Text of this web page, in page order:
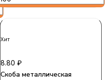
Хит
8.80 ₽
Скоба металлическая